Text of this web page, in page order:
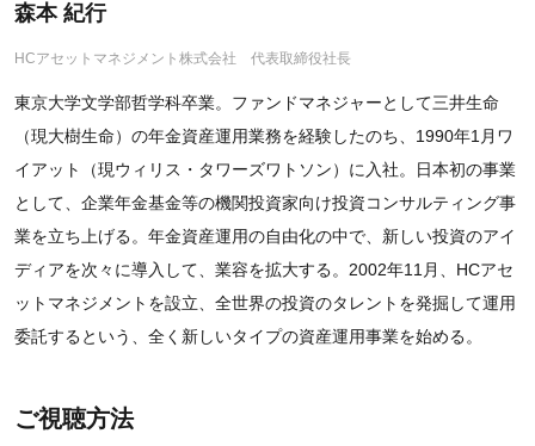
森本 紀行
HCアセットマネジメント株式会社 代表取締役社長
東京大学文学部哲学科卒業。ファンドマネジャーとして三井生命
（現大樹生命）の年金資産運用業務を経験したのち、1990年1月ワ
イアット（現ウィリス・タワーズワトソン）に入社。日本初の事業
として、企業年金基金等の機関投資家向け投資コンサルティング事
業を立ち上げる。年金資産運用の自由化の中で、新しい投資のアイ
ディアを次々に導入して、業容を拡大する。2002年11月、HCアセ
ットマネジメントを設立、全世界の投資のタレントを発掘して運用
委託するという、全く新しいタイプの資産運用事業を始める。
ご視聴方法